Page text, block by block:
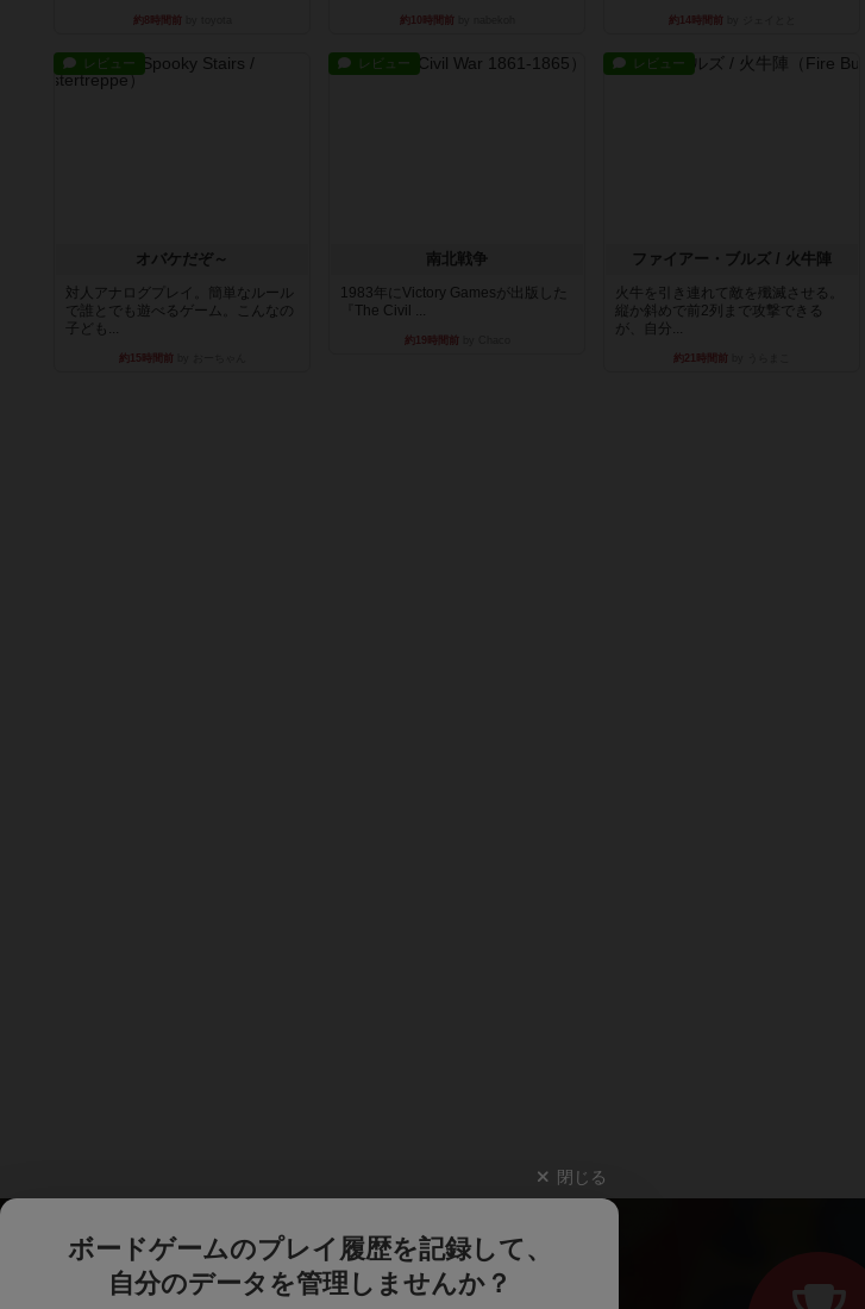
約8時間前 約10時間前 約14時間前
レビュー
オバケだぞ～
対人アナログプレイ。簡単なルール
で誰とでも遊べるゲーム。こんなの
子ども...
約15時間前
レビュー
南北戦争
1983年にVictory Gamesが出版した
『The Civil ...
約19時間前
レビュー
ファイアー・ブルズ / 火牛陣
火牛を引き連れて敵を殲滅させる。
縦か斜めで前2列まで攻撃できる
が、自分...
約21時間前
閉じる
ボードゲームのプレイ履歴を記録して、
自分のデータを管理しませんか？